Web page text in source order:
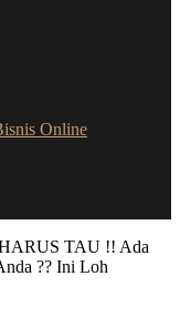
Online
TAU !! Ada
?? Ini Loh